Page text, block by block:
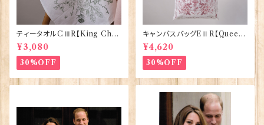
ティータオルCⅢR【King Char
lesⅢ Coronation】Victoria
Eggs 50129
¥3,080
30%OFF
キャンバスバッグEⅡR【Queen
ElizabethⅡ Commemorativ
e】Victoria Eggs 90332
¥4,620
30%OFF